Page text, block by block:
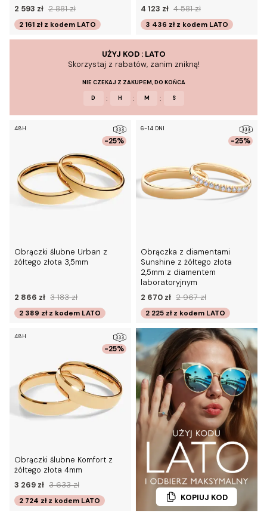
2 593 zł 2 881 zł
2 161 zł z kodem LATO
4 123 zł 4 581 zł
3 436 zł z kodem LATO
UŻYJ KOD : LATO
Skorzystaj z rabatów, zanim znikną!
NIE CZEKAJ Z ZAKUPEM, DO KOŃCA
D : H : M : S
-25%
48H
Obrączki ślubne Urban z
żółtego złota 3,5mm
2 866 zł 3 183 zł
2 389 zł z kodem LATO
-25%
6-14 DNI
Obrączka z diamentami
Sunshine z żółtego złota
2,5mm z diamentem
laboratoryjnym
2 670 zł 2 967 zł
2 225 zł z kodem LATO
-25%
48H
Obrączki ślubne Komfort z
żółtego złota 4mm
3 269 zł 3 633 zł
2 724 zł z kodem LATO KOPIUJ KOD